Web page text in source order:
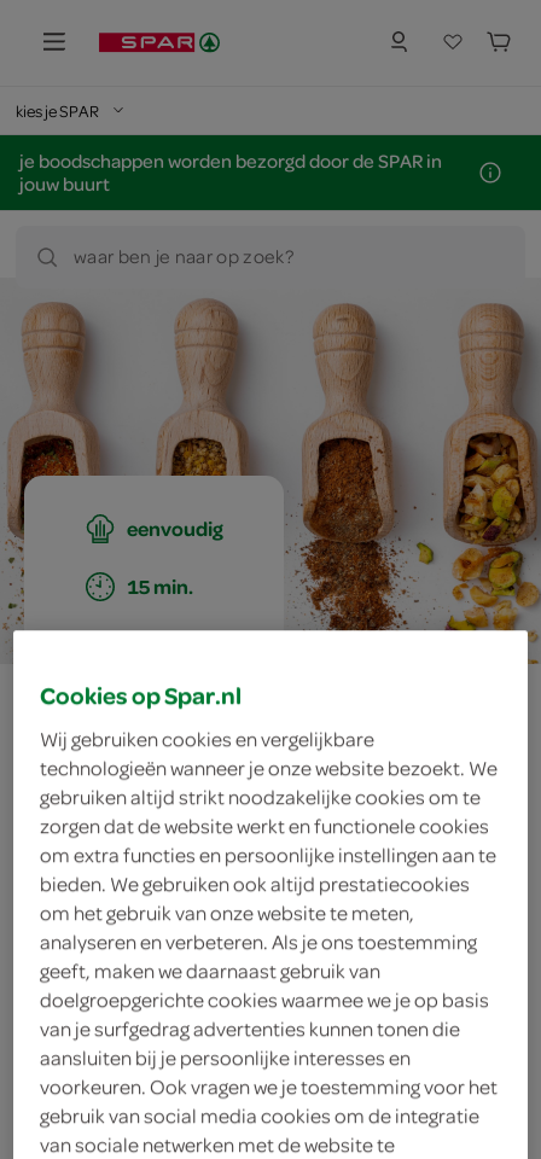
kies je SPAR
je boodschappen worden bezorgd door de SPAR in
jouw buurt
waar ben je naar op zoek?
eenvoudig
15 min.
vadouvan
ingrediënten
1 theelepel paprikapoeder
1 theelepel gedroogde tijm
1 theelepel kardemompoeder
2 theelepels knoflookpoeder
2 theelepels uienpoeder
Cookies op Spar.nl
Wij gebruiken cookies en vergelijkbare
technologieën wanneer je onze website bezoekt. We
gebruiken altijd strikt noodzakelijke cookies om te
zorgen dat de website werkt en functionele cookies
om extra functies en persoonlijke instellingen aan te
bieden. We gebruiken ook altijd prestatiecookies
om het gebruik van onze website te meten,
analyseren en verbeteren. Als je ons toestemming
geeft, maken we daarnaast gebruik van
doelgroepgerichte cookies waarmee we je op basis
van je surfgedrag advertenties kunnen tonen die
aansluiten bij je persoonlijke interesses en
voorkeuren. Ook vragen we je toestemming voor het
gebruik van social media cookies om de integratie
van sociale netwerken met de website te